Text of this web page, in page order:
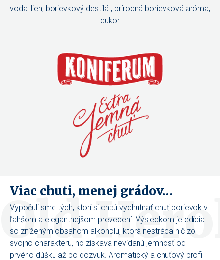
voda, lieh, borievkový destilát, prírodná borievková aróma,
cukor
Viac chuti, menej grádov…
Old
Vypočuli sme tých, ktorí si chcú vychutnať chuť borievok v
ľahšom a elegantnejšom prevedení. Výsledkom je edícia
so zníženým obsahom alkoholu, ktorá nestráca nič zo
svojho charakteru, no získava nevídanú jemnosť od
prvého dúšku až po dozvuk. Aromatický a chuťový profil